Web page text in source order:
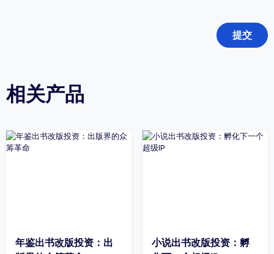
相关产品
年鉴出书改版投资：出
小说出书改版投资：孵